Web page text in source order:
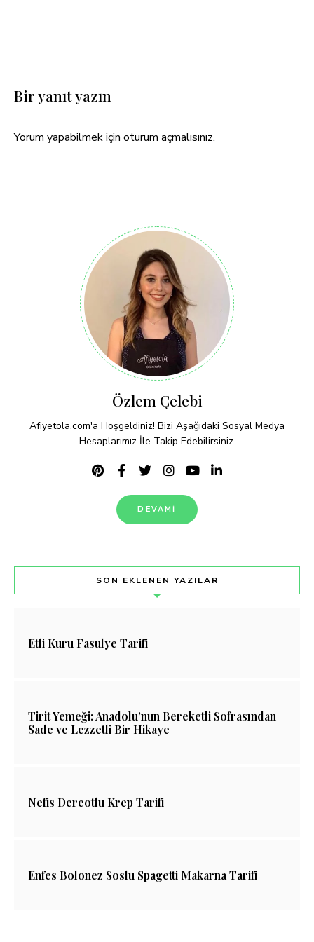
Bir yanıt yazın
Yorum yapabilmek için oturum açmalısınız.
Özlem Çelebi
Afiyetola.com'a Hoşgeldiniz! Bizi Aşağıdaki Sosyal Medya
Hesaplarımız İle Takip Edebilirsiniz.
DEVAMI
SON EKLENEN YAZILAR
Etli Kuru Fasulye Tarifi
Tirit Yemeği: Anadolu’nun Bereketli Sofrasından
Sade ve Lezzetli Bir Hikaye
Nefis Dereotlu Krep Tarifi
Enfes Bolonez Soslu Spagetti Makarna Tarifi